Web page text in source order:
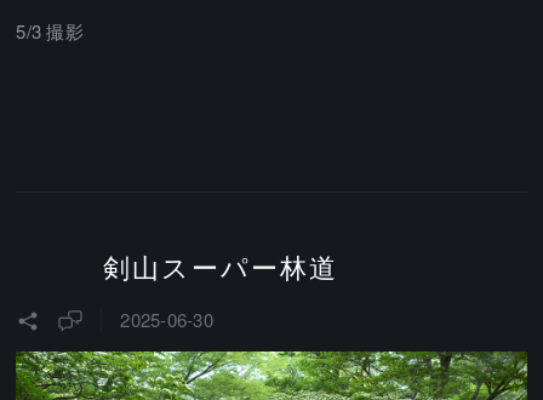
5/3 撮影
剣山スーパー林道
2025-06-30